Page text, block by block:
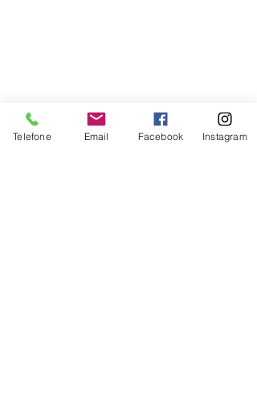
Telefone Email Facebook Instagram